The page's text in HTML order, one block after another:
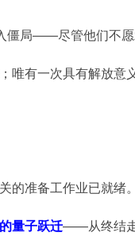
僵局——尽管他们不愿
有一次具有解放意
的准备工作业已就绪。
量子跃迁——从终结走